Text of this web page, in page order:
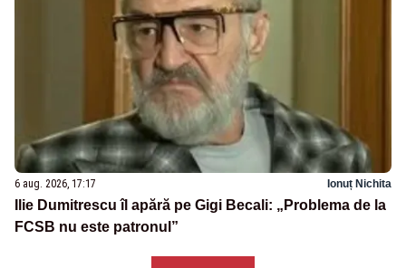
6 aug. 2026, 17:17 Ionuț Nichita
Ilie Dumitrescu îl apără pe Gigi Becali: „Problema de la
FCSB nu este patronul”